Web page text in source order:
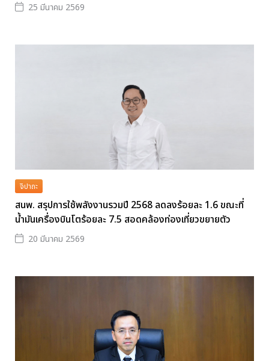
25 มีนาคม 2569
จิปาถะ
สนพ. สรุปการใช้พลังงานรวมปี 2568 ลดลงร้อยละ 1.6 ขณะที่
น้ำมันเครื่องบินโตร้อยละ 7.5 สอดคล้องท่องเที่ยวขยายตัว
20 มีนาคม 2569